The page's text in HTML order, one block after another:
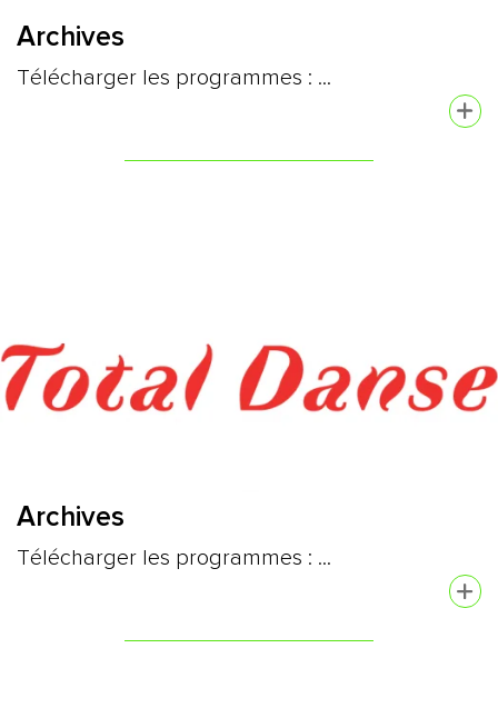
Archives
Télécharger les programmes : ...
Archives
Télécharger les programmes : ...